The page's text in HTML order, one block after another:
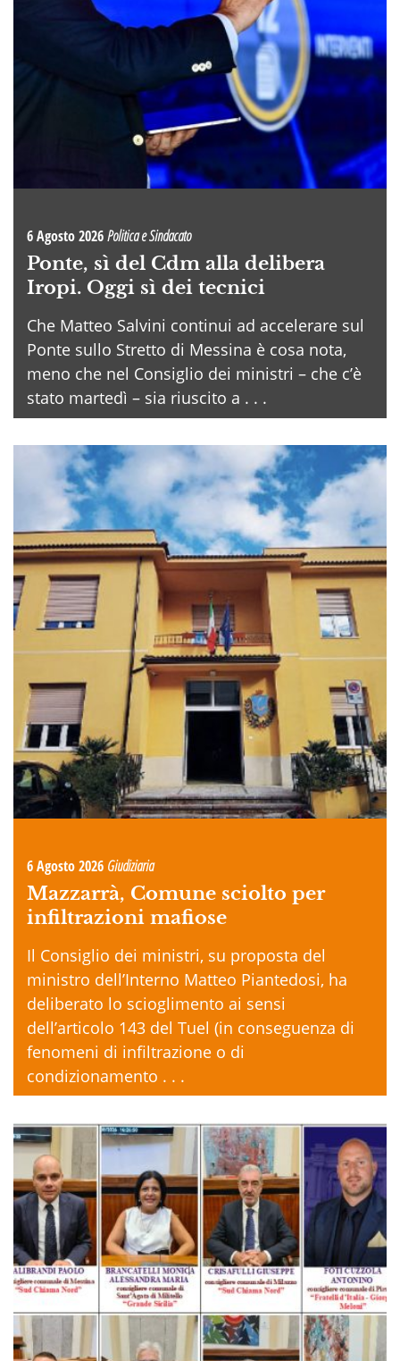
6 Agosto 2026Politica e Sindacato
Ponte, sì del Cdm alla delibera
Iropi. Oggi sì dei tecnici
Che Matteo Salvini continui ad accelerare sul
Ponte sullo Stretto di Messina è cosa nota,
meno che nel Consiglio dei ministri – che c’è
stato martedì – sia riuscito a . . .
6 Agosto 2026 Giudiziaria
Mazzarrà, Comune sciolto per
infiltrazioni mafiose
Il Consiglio dei ministri, su proposta del
ministro dell’Interno Matteo Piantedosi, ha
deliberato lo scioglimento ai sensi
dell’articolo 143 del Tuel (in conseguenza di
fenomeni di infiltrazione o di
condizionamento . . .